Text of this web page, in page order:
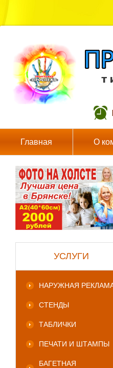
т
Главная О
УСЛУГИ
НАРУЖНАЯ
СТЕНДЫ
ТАБЛИЧКИ
ПЕЧАТИ И ШТАМПЫ
БАГЕТНАЯ